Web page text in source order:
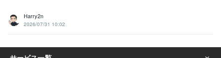
Harry2n
2026/07/31 10:02